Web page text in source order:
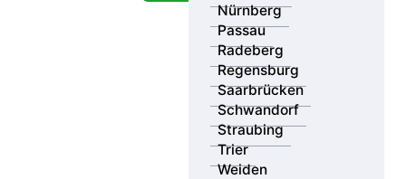
Nürnberg
Passau
Radeberg
Regensburg
Saarbrücken
Schwandorf
Straubing
Trier
Weiden
Häufigkeit: 2 Tests über 12 Monate empfohlen
Geeignet für: MPU bei allgemeinem Drogenkonsum
Zusätzliche Tests auf: Buprenorphin, Tramadol und
Besonderheit: Gerichtsfester Nachweis im Haar (DIN